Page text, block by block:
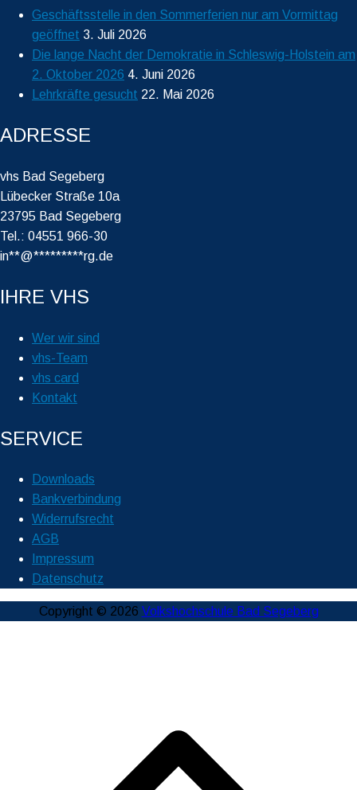
Geschäftsstelle in den Sommerferien nur am Vormittag
geöffnet 3. Juli 2026
Die lange Nacht der Demokratie in Schleswig-Holstein am
2. Oktober 2026 4. Juni 2026
Lehrkräfte gesucht 22. Mai 2026
ADRESSE
vhs Bad Segeberg
Lübecker Straße 10a
23795 Bad Segeberg
Tel.: 04551 966-30
in**@*********rg.de
IHRE VHS
Wer wir sind
vhs-Team
vhs card
Kontakt
SERVICE
Downloads
Bankverbindung
Widerrufsrecht
AGB
Impressum
Datenschutz
Copyright © 2026 Volkshochschule Bad Segeberg